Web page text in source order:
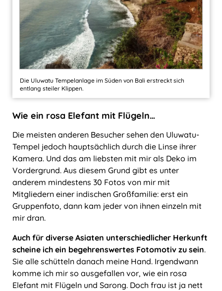
Die Uluwatu Tempelanlage im Süden von Bali erstreckt sich
entlang steiler Klippen.
Wie ein rosa Elefant mit Flügeln…
Die meisten anderen Besucher sehen den Uluwatu-
Tempel jedoch hauptsächlich durch die Linse ihrer
Kamera. Und das am liebsten mit mir als Deko im
Vordergrund. Aus diesem Grund gibt es unter
anderem mindestens 30 Fotos von mir mit
Mitgliedern einer indischen Großfamilie: erst ein
Gruppenfoto, dann kam jeder von ihnen einzeln mit
mir dran.
Auch für diverse Asiaten unterschiedlicher Herkunft
scheine ich ein begehrenswertes Fotomotiv zu sein.
Sie alle schütteln danach meine Hand. Irgendwann
komme ich mir so ausgefallen vor, wie ein rosa
Elefant mit Flügeln und Sarong. Doch frau ist ja nett